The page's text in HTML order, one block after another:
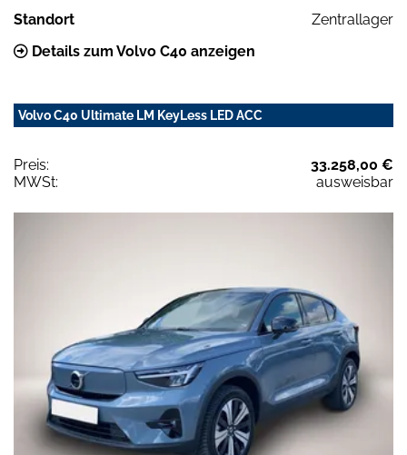
Standort
Zentrallager
Details zum Volvo C40 anzeigen
Volvo C40 Ultimate LM KeyLess LED ACC
Preis:
33.258,00 €
MWSt:
ausweisbar